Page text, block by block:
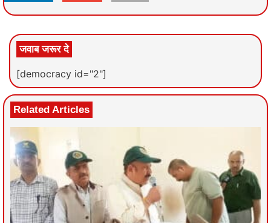
जवाब जरूर दे
[democracy id="2"]
Related Articles